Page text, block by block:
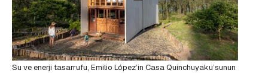
Su ve enerji tasarrufu, Emilio López’in Casa Quinchuyaku’sunun